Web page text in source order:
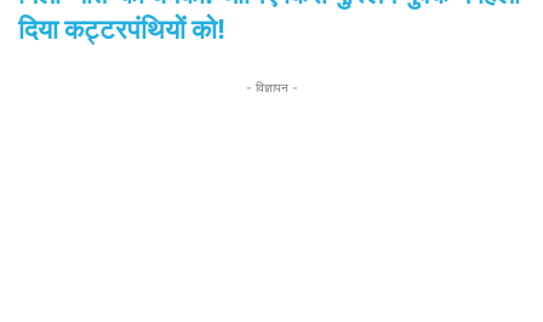
दिया कट्टरपंथियों को!
- विज्ञापन -